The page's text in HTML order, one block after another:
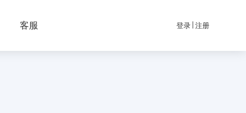
客服 登录 注册